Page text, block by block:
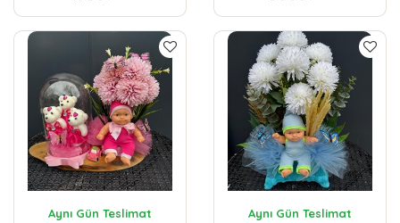
Aynı Gün Teslimat Aynı Gün Teslimat